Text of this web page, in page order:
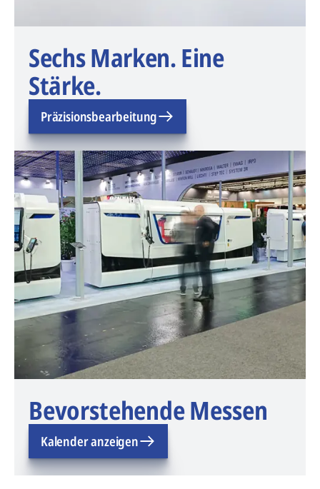
Sechs Marken. Eine
Stärke.
Präzisionsbearbeitung
Bevorstehende Messen
Kalender anzeigen